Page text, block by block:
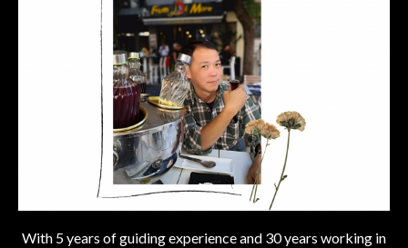
With 5 years of guiding experience and 30 years working in